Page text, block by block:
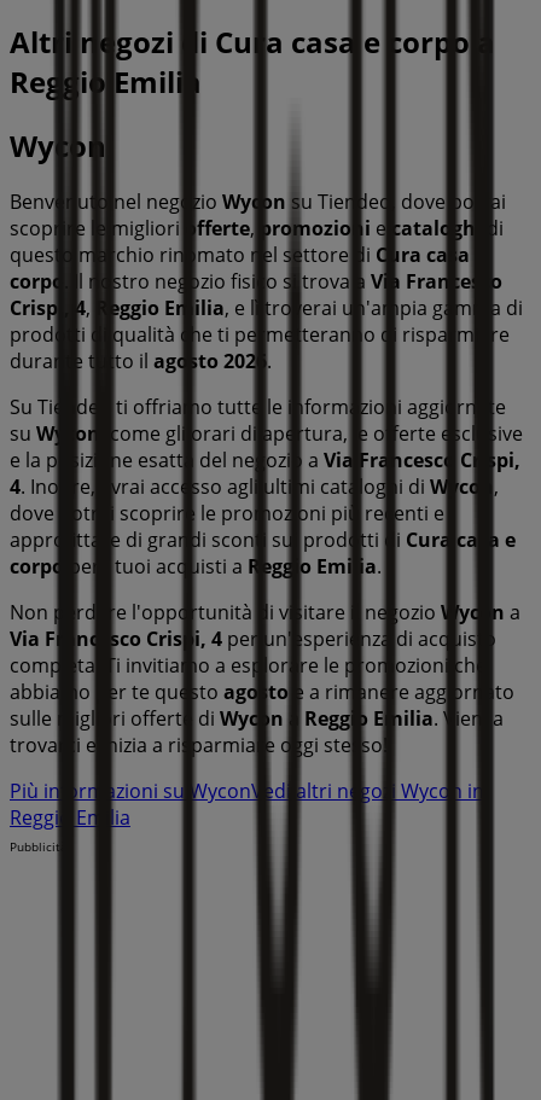
Altri negozi di Cura casa e corpo a
Reggio Emilia
Wycon
Benvenuto nel negozio Wycon su Tiendeo, dove potrai
scoprire le migliori offerte, promozioni e cataloghi
di
questo marchio rinomato nel settore di Cura casa e
corpo
. Il nostro negozio fisico si trova a Via Francesco
Crispi, 4, Reggio Emilia, e lì troverai un'ampia gamma di
prodotti di qualità che ti permetteranno di risparmiare
durante tutto il agosto 2026.
Su Tiendeo ti offriamo tutte le informazioni aggiornate
su Wycon
, come gli orari di apertura, le offerte esclusive
e la posizione esatta del negozio a Via Francesco Crispi,
4. Inoltre, avrai accesso agli ultimi cataloghi di Wycon ,
dove potrai scoprire le promozioni più recenti e
approfittare di grandi sconti sui prodotti di Cura casa e
corpo
per i tuoi acquisti a Reggio Emilia.
Non perdere l'opportunità di visitare il negozio Wycon a
Via Francesco Crispi, 4 per un'esperienza di acquisto
completa. Ti invitiamo a esplorare le promozioni che
abbiamo per te questo agosto e a rimanere aggiornato
sulle migliori offerte di Wycon Reggio Emilia. Vieni a
trovarci e inizia a risparmiare oggi stesso!
Più informazioni su WyconVedi altri negozi Wycon in
Reggio Emilia
Pubblicità